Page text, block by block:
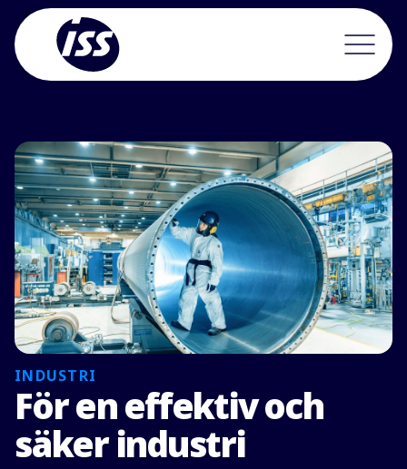
INDUSTRI
För en effektiv och
säker industri